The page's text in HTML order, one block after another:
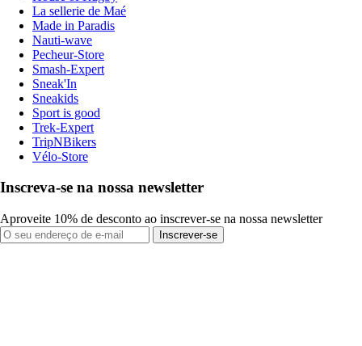
La sellerie de Maé
Made in Paradis
Nauti-wave
Pecheur-Store
Smash-Expert
Sneak'In
Sneakids
Sport is good
Trek-Expert
TripNBikers
Vélo-Store
Inscreva-se na nossa newsletter
Aproveite 10% de desconto ao inscrever-se na nossa newsletter
Inscrever-se